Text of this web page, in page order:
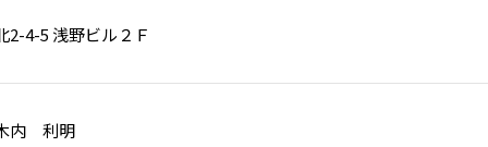
2-4-5 浅野ビル２Ｆ
内 利明